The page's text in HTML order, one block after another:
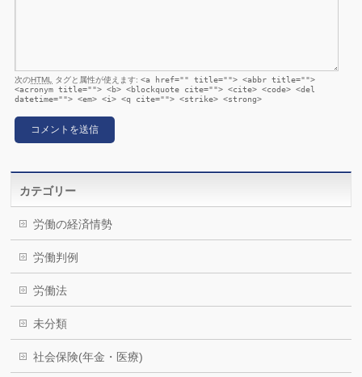
次のHTML タグと属性が使えます:<a href="" title=""> <abbr title="">
<acronym title=""> <b> <blockquote cite=""> <cite> <code> <del
datetime=""> <em> <i> <q cite=""> <strike> <strong>
カテゴリー
労働の経済情勢
労働判例
労働法
未分類
社会保険(年金・医療)